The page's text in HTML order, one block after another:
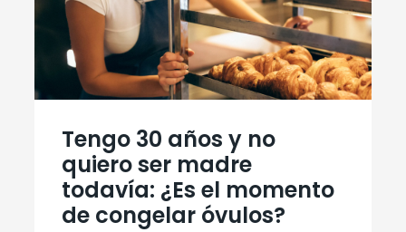
Tengo 30 años y no
quiero ser madre
todavía: ¿Es el momento
de congelar óvulos?